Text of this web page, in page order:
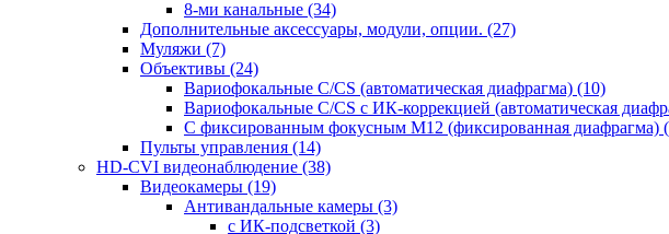
8-ми канальные (34)
Дополнительные аксессуары, модули, опции. (27)
Муляжи (7)
Объективы (24)
Вариофокальные C/CS (автоматическая диафрагма) (10)
Вариофокальные C/CS с ИК-коррекцией (автоматическая
С фиксированным фокусным М12 (фиксированная диафрагма)
Пульты управления (14)
HD-CVI видеонаблюдение (38)
Видеокамеры (19)
Антивандальные камеры (3)
с ИК-подсветкой (3)